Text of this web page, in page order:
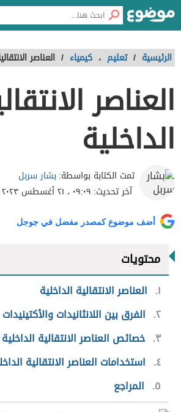
الرئيسية / تعليم ، كيمياء / العناصر
العناصر
الداخلية
تمت الكتابة بواسطة: بشار سربل
آخر تحديث: ٠٩:٠٩ ، ٢١ أغسطس ٢٠٢٣
أضف موضوع كمصدر مفضل في جوجل
محتويات
١
العناصر الانتقالية الداخلية
٢ الفرق بين اللانثانيدات والأكتينيدات
٣ خصائص العناصر الانتقالية الداخلية
٤
استخدامات العناصر الانتقالية
٥
المراجع